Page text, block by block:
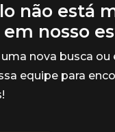
não está
nosso
nova busca ou
equipe para